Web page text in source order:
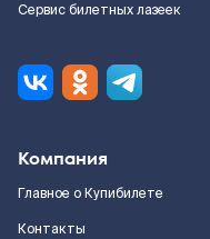
Сервис билетных лазеек
Компания
Главное о Купибилете
Контакты